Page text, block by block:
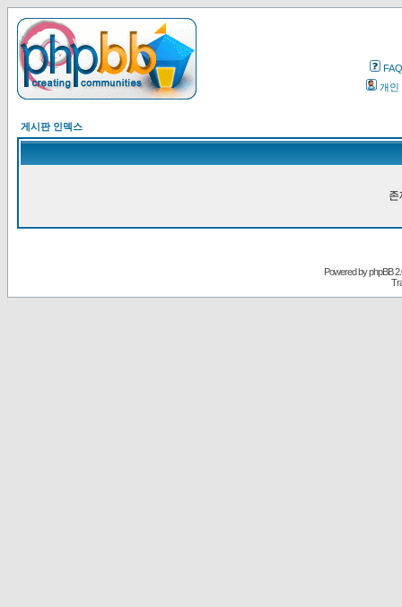
FAQ
개인
게시판 인덱스
존
Powered byphpBB